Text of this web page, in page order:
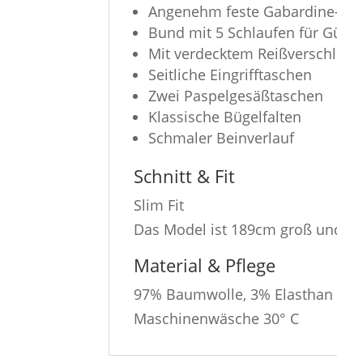
Angenehm feste
Bund mit 5 Schlaufen für
Mit verdecktem
Seitliche Eingrifftaschen
Zwei Paspelgesäßtaschen
Klassische Bügelfalten
Schmaler Beinverlauf
Schnitt & Fit
Slim Fit
Das Model ist 189cm groß
Material & Pflege
97% Baumwolle, 3% Elasthan
Maschinenwäsche 30° C